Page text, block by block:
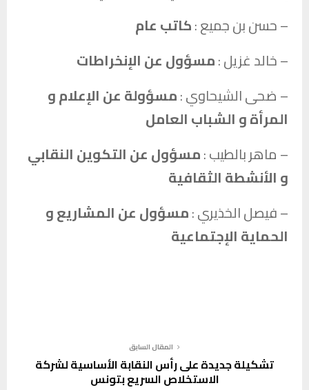
– حسن بن جميع :كاتب عام
– خالد غزيل :مسؤول عن الإنخراطات
– ضحى الشيحاوي :مسؤولة عن الإعلام و
المرأة و الشباب العامل
– ماهر بالطيب :مسؤول عن التكوين النقابي
و الأنشطة الثقافية
– فيصل الخذيري :مسؤول عن المشاريع و
الحماية الإجتماعية
المقال السابق
تشكيلة جديدة على رأس النقابة الأساسية لشركة
الاستخلاص السريع بتونس